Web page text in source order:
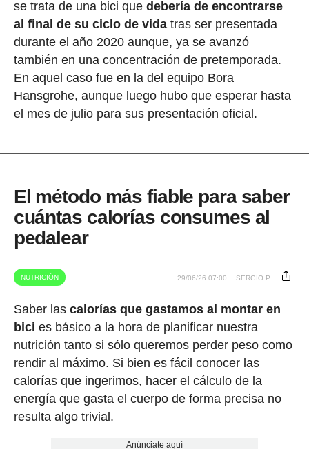
se trata de una bici que debería de encontrarse
al final de su ciclo de vidatras ser presentada
durante el año 2020 aunque, ya se avanzó
también en una concentración de pretemporada.
En aquel caso fue en la del equipo Bora
Hansgrohe, aunque luego hubo que esperar hasta
el mes de julio para sus presentación oficial.
El método más fiable para saber
cuántas calorías consumes al
pedalear
NUTRICIÓN 29/06/26 07:00 SERGIO P.
Saber las calorías que gastamos al montar en
bici es básico a la hora de planificar nuestra
nutrición tanto si sólo queremos perder peso como
rendir al máximo. Si bien es fácil conocer las
calorías que ingerimos, hacer el cálculo de la
energía que gasta el cuerpo de forma precisa no
resulta algo trivial.
Anúnciate aquí